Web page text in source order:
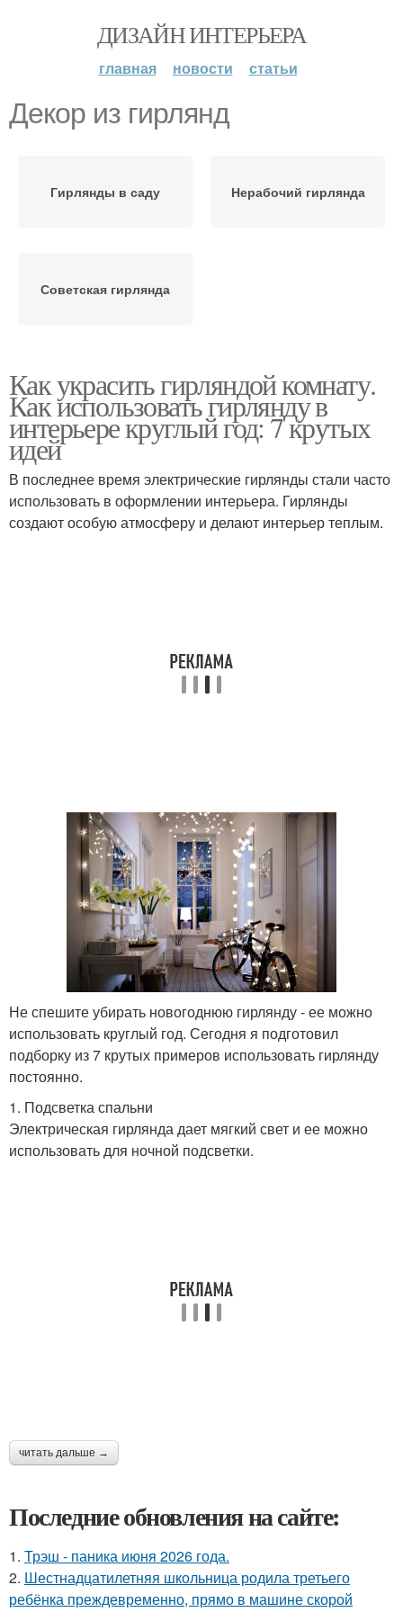
ДИЗАЙН ИНТЕРЬЕРА
главная новости статьи
Декор из гирлянд
Гирлянды в саду Нерабочий гирлянда
Советская гирлянда
Как украсить гирляндой комнату.
Как использовать гирлянду в
интерьере круглый год: 7 крутых
идей
В последнее время электрические гирлянды стали часто
использовать в оформлении интерьера. Гирлянды
создают особую атмосферу и делают интерьер теплым.
Не спешите убирать новогоднюю гирлянду - ее можно
использовать круглый год. Сегодня я подготовил
подборку из 7 крутых примеров использовать гирлянду
постоянно.
1. Подсветка спальни
Электрическая гирлянда дает мягкий свет и ее можно
использовать для ночной подсветки.
читать дальше →
Последние обновления на сайте:
1. Трэш - паника июня 2026 года.
2. Шестнадцатилетняя школьница родила третьего
ребёнка преждевременно, прямо в машине скорой